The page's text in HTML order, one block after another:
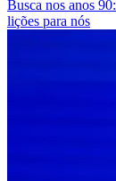
Busca nos anos
lições para nós